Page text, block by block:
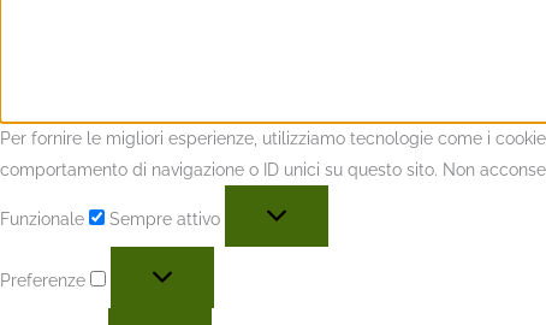
Per fornire le migliori esperienze, utilizziamo tecnologie come i
comportamento di navigazione o ID unici su questo sito. Non
Funzionale Sempre attivo
Preferenze